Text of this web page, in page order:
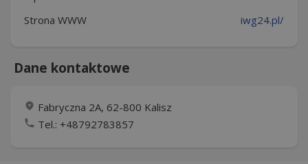
Strona WWW
iwg24.pl/
Dane kontaktowe
Fabryczna 2A, 62-800 Kalisz
Tel.: +48792783857